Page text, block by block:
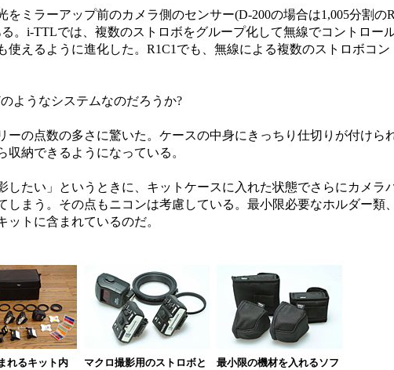
ミラーアップ前のカメラ側のセンサー(D-200の場合は1,005分割の
。i-TTLでは、複数のストロボをグループ化して無線でコントロー
使えるように進化した。R1C1でも、無線による複数のストロボコ
ようなシステムなのだろうか?
の点数の多さに驚いた。ケースの中身にきっちり仕切りが付けら
納できるようになっている。
たい」というときに、キットケースに入れた状態でさらにカメラ
まう。その点もニコンは考慮している。最小限必要なホルダー類
ットに含まれているのだ。
れるキット内
マクロ撮影用のストロボと
最小限の機材を入れるソフ